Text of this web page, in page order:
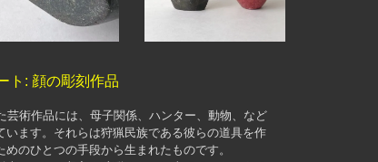
ト: 顔の彫刻作品
芸術作品には、母子関係、ハンター、動物、など
います。それらは狩猟民族である彼らの道具を作
のひとつの手段から生まれたものです。